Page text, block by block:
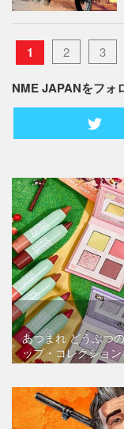
1 2 3
NME JAPANをフォ
あつまれ どうぶつ
ップ・コレクショ